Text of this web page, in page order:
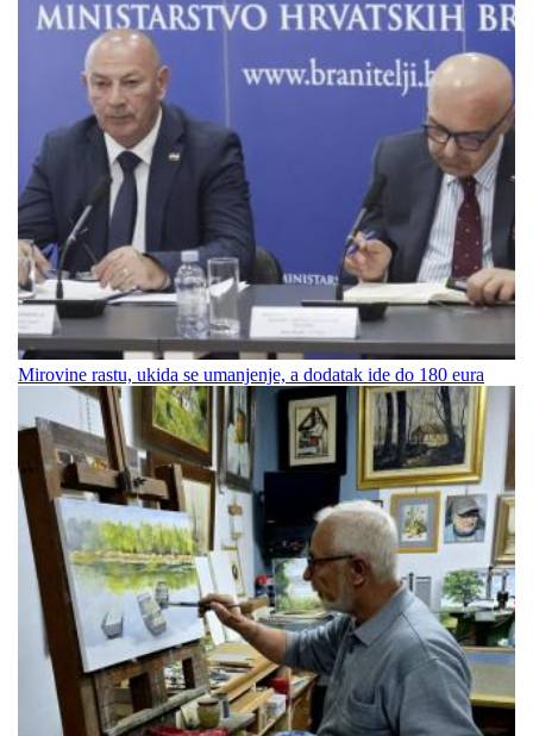
Mirovine rastu, ukida se umanjenje, a dodatak ide do 180 eura